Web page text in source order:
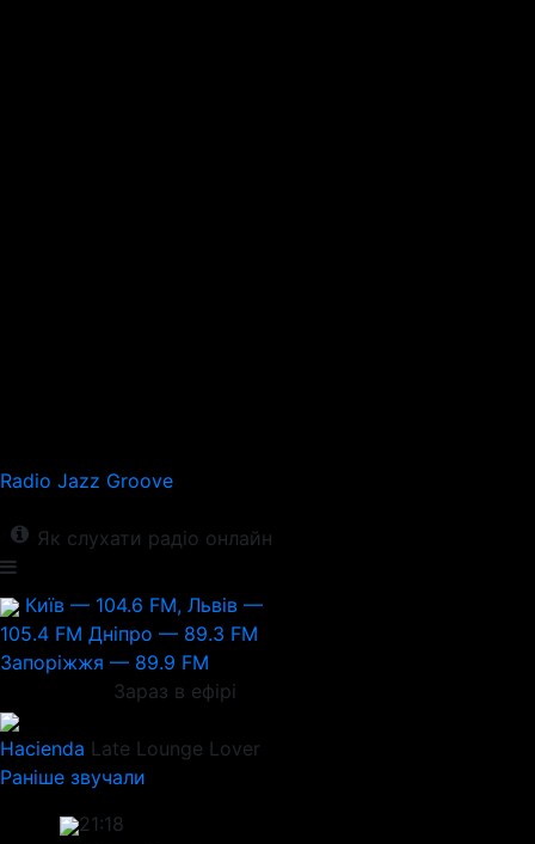
Radio Jazz Groove
Як слухати радіо онлайн
Київ — 104.6 FM, Львів —
105.4 FM Дніпро — 89.3 FM
Запоріжжя — 89.9 FM
Зараз в ефірі
Hacienda Late Lounge Lover
Раніше звучали
21:18